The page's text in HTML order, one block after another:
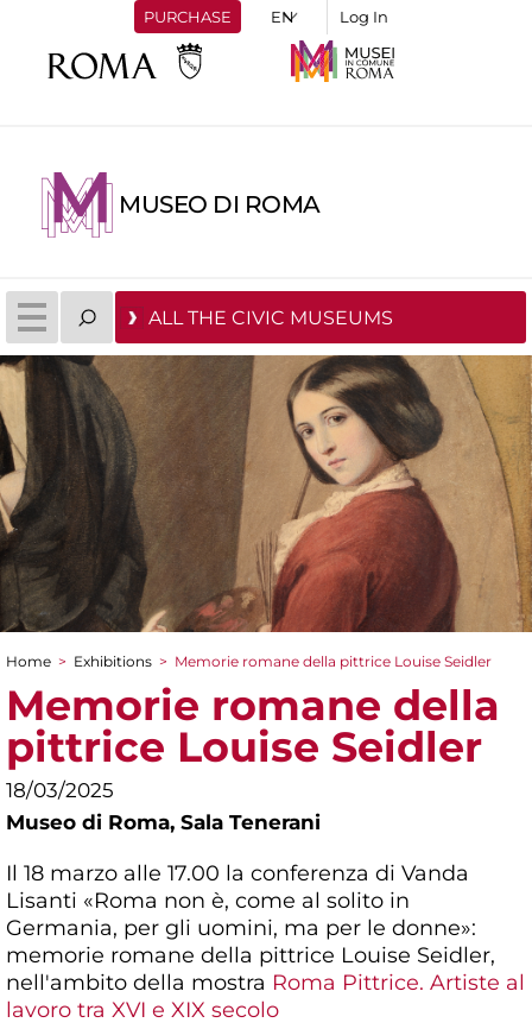
PURCHASE Log In
MUSEO DI ROMA
ALL THE CIVIC MUSEUMS
You are here
Home > Exhibitions > Memorie romane della pittrice Louise Seidler
Memorie romane della
pittrice Louise Seidler
18/03/2025
Museo di Roma, Sala Tenerani
Il 18 marzo alle 17.00 la conferenza di Vanda
Lisanti «Roma non è, come al solito in
Germania, per gli uomini, ma per le donne»:
memorie romane della pittrice Louise Seidler,
nell'ambito della mostra Roma Pittrice. Artiste al
lavoro tra XVI e XIX secolo